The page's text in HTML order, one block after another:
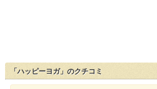
「ハッピーヨガ」のクチコミ